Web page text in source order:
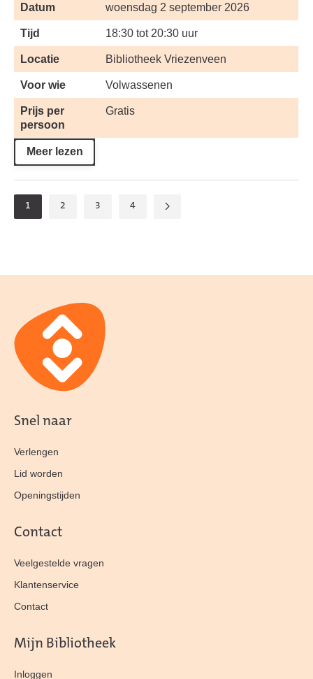
Datum
woensdag 2 september 2026
Tijd 18:30 tot 20:30 uur
Locatie Bibliotheek Vriezenveen
Voor wie Volwassenen
Prijs per
persoon
Gratis
Meer lezen
1 2 3 4
Snel naar
Verlengen
Lid worden
Openingstijden
Contact
Veelgestelde vragen
Klantenservice
Contact
Mijn Bibliotheek
Inloggen